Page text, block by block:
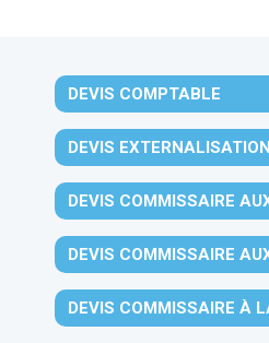
DEVIS COMPTABLE
DEVIS
DEVIS COMMISSAIRE
DEVIS COMMISSAIRE
DEVIS COMMISSAIRE À